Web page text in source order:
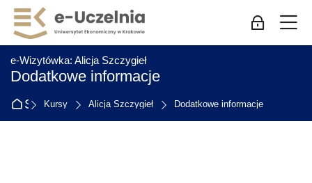
Skip to navigation
Skip to login form
Przejdź do głównej zawartości
Skip to accessibility options
Skip to footer
Skip accessibility options
Zaloguj
e-Wizytówka: Alicja Szczygieł
Dodatkowe informacje
Strona główna
Kursy Alicja Szczygieł Dodatkowe informacje